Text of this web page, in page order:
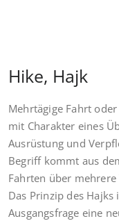
Hike, Hajk
Mehrtägige Fahrt
mit Charakter eines
Ausrüstung und
Begriff kommt aus
Fahrten über mehrere
Das Prinzip des Hajks
Ausgangsfrage eine